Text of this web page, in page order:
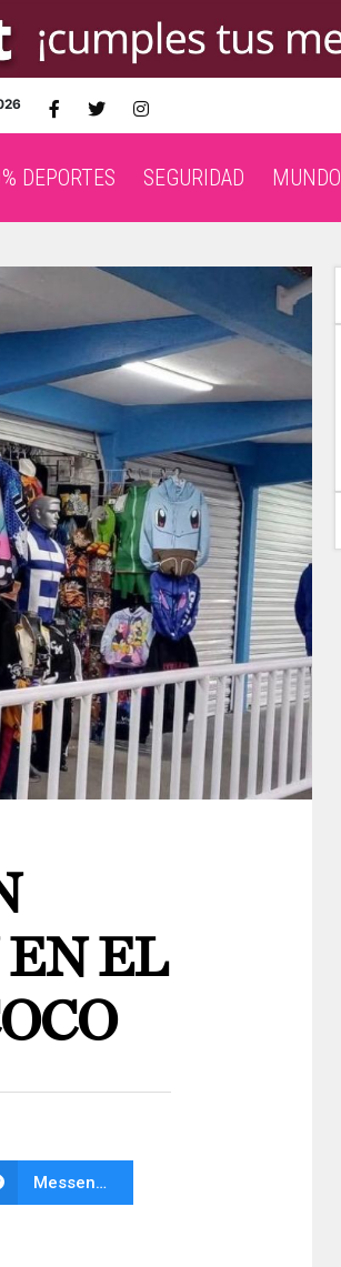
DEPORTES SEGURIDAD MUNDO
EL
Messenger